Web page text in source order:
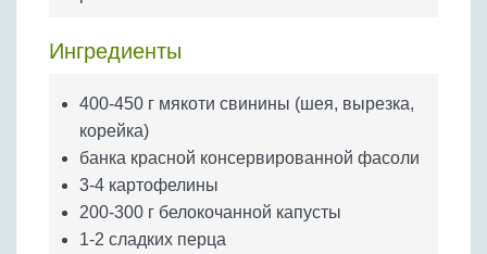
Яйца
Ингредиенты
400-450 г мякоти свинины (шея, вырезка,
корейка)
банка красной консервированной фасоли
3-4 картофелины
200-300 г белокочанной капусты
1-2 сладких перца